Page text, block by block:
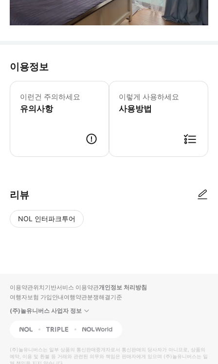
이용정보
이런건 주의하세요
유의사항
숙소 이용 규칙 * 숙소를 아끼고 소중
이렇게 사용하세요
사용방법
리뷰
NOL 인터파크투어
입니
다.
높
은
동
영
순
상
이용약관위치기반서비스 이용약관개인정보 처리방침
여행자보험 가입안내여행약관분쟁해결기준
(주)놀유니버스 사업자 정보
NOL Triple Interpark Global
(주)놀유니버스는 일부 상품의 통신판매중개자로서 통신판매의 당사자가 아니므로, 상품의
예약, 이용 및 환불 등 거래와 관련된 의무와 책임은 판매자에게 있으며 (주)놀유니버스는 일